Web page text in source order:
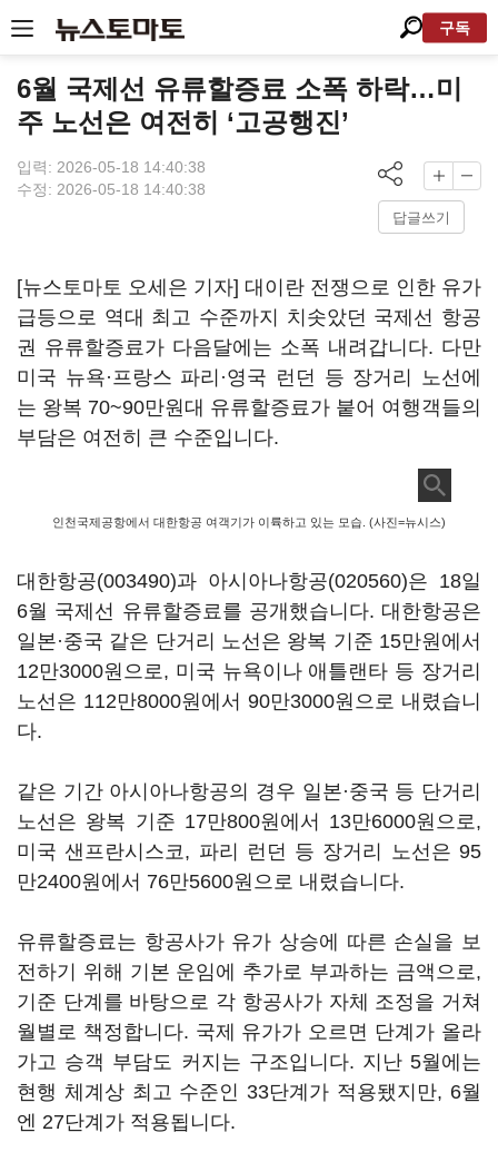
구독
6월 국제선 유류할증료 소폭 하락…미
주 노선은 여전히 ‘고공행진’
입력: 2026-05-18 14:40:38
수정: 2026-05-18 14:40:38
답글쓰기
[뉴스토마토 오세은 기자] 대이란 전쟁으로 인한 유가
급등으로 역대 최고 수준까지 치솟았던 국제선 항공
권 유류할증료가 다음달에는 소폭 내려갑니다. 다만
미국 뉴욕·프랑스 파리·영국 런던 등 장거리 노선에
는 왕복 70~90만원대 유류할증료가 붙어 여행객들의
부담은 여전히 큰 수준입니다.
인천국제공항에서 대한항공 여객기가 이륙하고 있는 모습. (사진=뉴시스)
대한항공(003490)과 아시아나항공(020560)은 18일
6월 국제선 유류할증료를 공개했습니다. 대한항공은
일본·중국 같은 단거리 노선은 왕복 기준 15만원에서
12만3000원으로, 미국 뉴욕이나 애틀랜타 등 장거리
노선은 112만8000원에서 90만3000원으로 내렸습니
다.
같은 기간 아시아나항공의 경우 일본·중국 등 단거리
노선은 왕복 기준 17만800원에서 13만6000원으로,
미국 샌프란시스코, 파리 런던 등 장거리 노선은 95
만2400원에서 76만5600원으로 내렸습니다.
유류할증료는 항공사가 유가 상승에 따른 손실을 보
전하기 위해 기본 운임에 추가로 부과하는 금액으로,
기준 단계를 바탕으로 각 항공사가 자체 조정을 거쳐
월별로 책정합니다. 국제 유가가 오르면 단계가 올라
가고 승객 부담도 커지는 구조입니다. 지난 5월에는
현행 체계상 최고 수준인 33단계가 적용됐지만, 6월
엔 27단계가 적용됩니다.